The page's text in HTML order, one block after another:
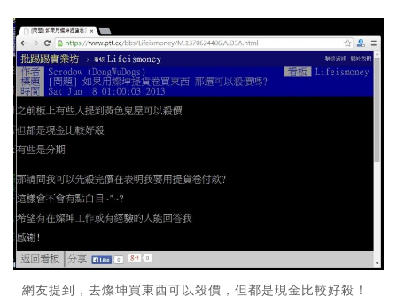
網友提到，去燦坤買東西可以殺價，但都是現金比較好殺！